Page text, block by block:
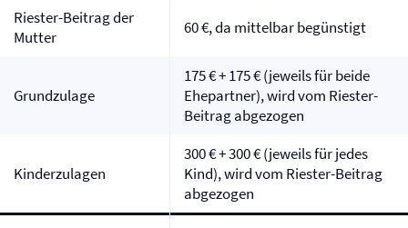
Riester-Beitrag der
Mutter
60 €, da mittelbar begünstigt
Grundzulage
175 € + 175 € (jeweils für beide
Ehepartner), wird vom Riester-
Beitrag abgezogen
Kinderzulagen
300 € + 300 € (jeweils für jedes
Kind), wird vom Riester-Beitrag
abgezogen